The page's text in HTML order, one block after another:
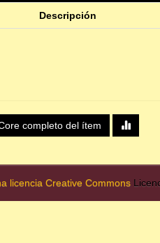
Descripción
completo del ítem
licencia Creative Commons